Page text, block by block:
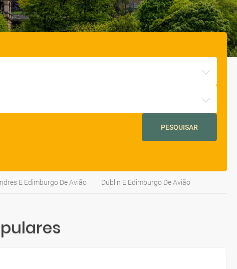
PESQUISAR
E Edimburgo De Avião Dublin E Edimburgo De Avião